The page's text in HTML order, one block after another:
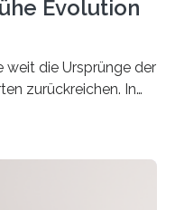
Evolution
weit die Ursprünge der
zurückreichen. In
Stechmücken-
sich in
Es konnte als neue